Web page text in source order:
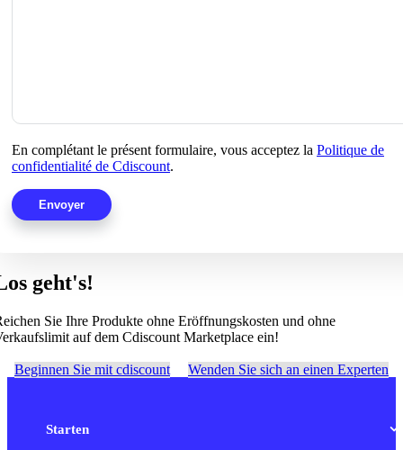
En complétant le présent formulaire, vous acceptez la Politique de
confidentialité de Cdiscount.
geht's!
Sie Ihre Produkte ohne Eröffnungskosten und ohne
auf dem Cdiscount Marketplace ein!
Beginnen Sie mit cdiscount Wenden Sie sich an einen Experten
Starten